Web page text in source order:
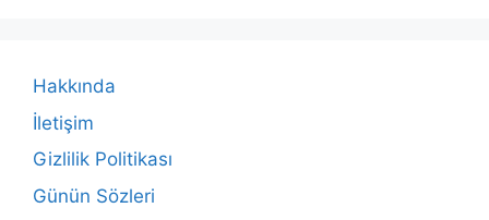
Hakkında
İletişim
Gizlilik Politikası
Günün Sözleri